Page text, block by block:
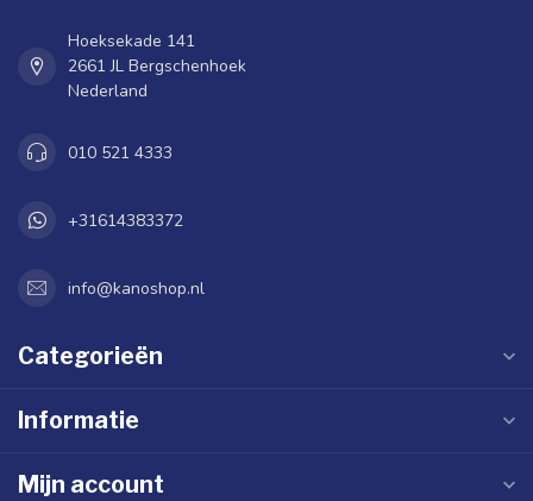
Hoeksekade 141
2661 JL Bergschenhoek
Nederland
010 521 4333
+31614383372
info@kanoshop.nl
Categorieën
Informatie
Mijn account